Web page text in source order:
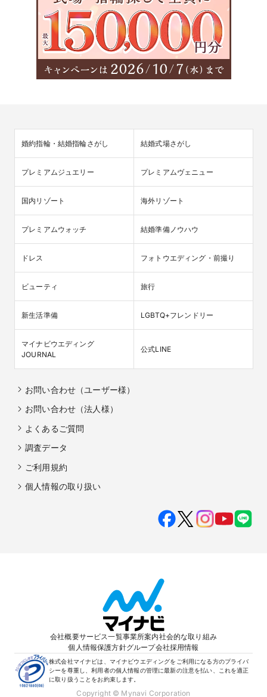
婚約指輪・結婚指輪さがし 結婚式場さがし
プレミアムジュエリー プレミアムヴェニュー
国内リゾート 海外リゾート
プレミアムウォッチ 結婚準備ノウハウ
ドレス フォトウエディング・前撮り
ビューティ 旅行
新生活準備 LGBTQ+フレンドリー
マイナビウエディング
JOURNAL
公式LINE
お問い合わせ（ユーザー様）
お問い合わせ（法人様）
よくあるご質問
調査データ
ご利用規約
個人情報の取り扱い
会社概要サービス一覧事業所案内社会的な取り組み
個人情報保護方針グループ会社採用情報
株式会社マイナビは、マイナビウエディングをご利用になる方のプライバ
シーを尊重し、利用者の個人情報の管理に最新の注意を払い、これを適正
に取り扱うことをお約束します。
Copyright © Mynavi Corporation